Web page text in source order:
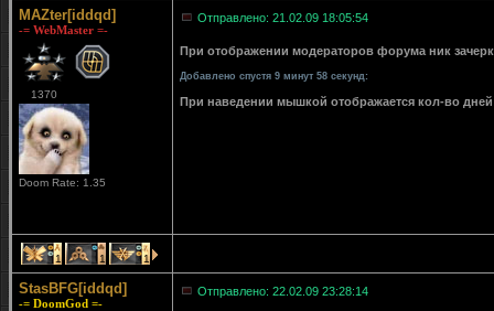
MAZter[iddqd]
-= WebMaster =-
1370
Doom Rate: 1.35
Отправлено: 21.02.09 18:05:54
При отображении модераторов форума ник
Добавлено спустя 9 минут 58 секунд:
При наведении мышкой отображается кол-во
1 1 1
StasBFG[iddqd]
-= DoomGod =-
Отправлено: 22.02.09 23:28:14